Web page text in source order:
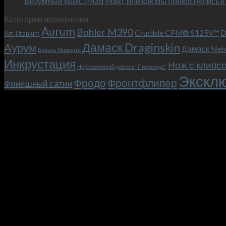
Категории исполнения
Art Titanium Aurum Bohler M390Crucible CPM® S125V™
Аурум Бивень Мамонта Дамаск Draginskin Дамаск
Инкрустация Нержавеющий дамаск "Пирамида" Нож с
Финишный сатин Фродо Фронтфлипер